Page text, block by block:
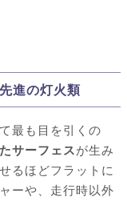
進の灯火類
最も目を引くの
サーフェスが生み
るほどフラットに
ーや、走行時以外